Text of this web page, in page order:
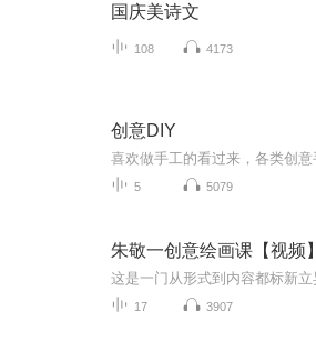
国庆美诗文
108 4173
创意DIY
5 5079
朱敬一创意绘画课【视频】
17 3907